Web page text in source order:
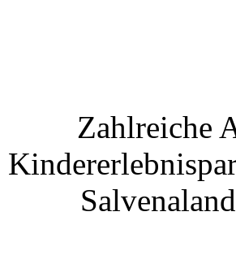
Zahlreiche